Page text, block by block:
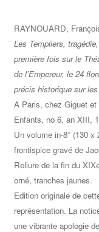
RAYNOUARD,
Les Templiers,
première fois sur le
de l’Empereur, le 24
précis historique sur
A Paris, chez Giguet
Enfants, no 6, an XIII,
Un volume in-8° (130
frontispice gravé de
Reliure de la fin du
orné, tranches jaunes.
Edition originale de
représentation. La
une vibrante apologie